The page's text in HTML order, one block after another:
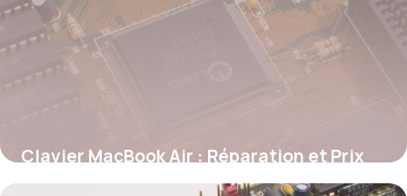
Clavier MacBook Air : Réparation et Prix
2026